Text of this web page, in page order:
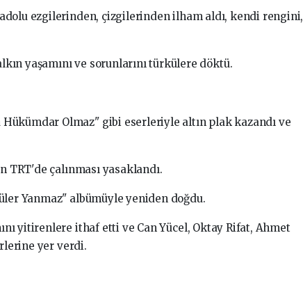
ezgilerinden, çizgilerinden ilham aldı, kendi rengini,
yaşamını ve sorunlarını türkülere döktü.
Hükümdar Olmaz" gibi eserleriyle altın plak kazandı ve
TRT'de çalınması yasaklandı.
Yanmaz" albümüyle yeniden doğdu.
yitirenlere ithaf etti ve Can Yücel, Oktay Rifat, Ahmet
yer verdi.